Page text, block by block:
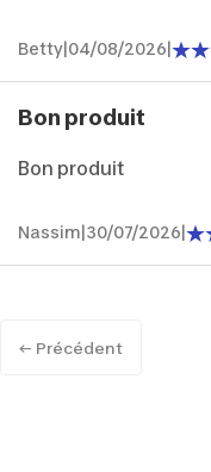
Betty 04/08/2026
Bon produit
Bon produit
Nassim 30/07/2026
← Précédent